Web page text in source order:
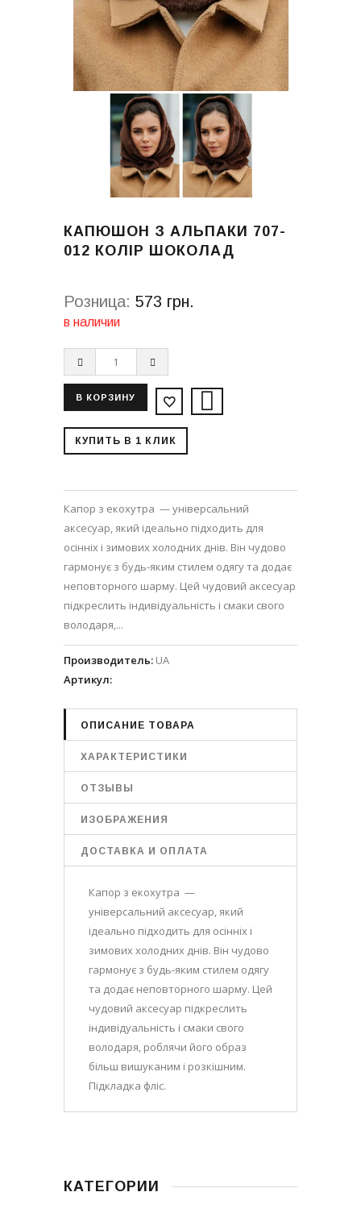
КАПЮШОН З АЛЬПАКИ 707-
012 КОЛІР ШОКОЛАД
Розница: 573 грн.
в наличии
КУПИТЬ В 1 КЛИК
Капор з екохутра — універсальний
аксесуар, який ідеально підходить для
осінніх і зимових холодних днів. Він чудово
гармонує з будь-яким стилем одягу та додає
неповторного шарму. Цей чудовий аксесуар
підкреслить індивідуальність і смаки свого
володаря,...
Производитель: UA
Артикул:
ОПИСАНИЕ ТОВАРА
ХАРАКТЕРИСТИКИ
ОТЗЫВЫ
ИЗОБРАЖЕНИЯ
ДОСТАВКА И ОПЛАТА
Капор з екохутра —
універсальний аксесуар, який
ідеально підходить для осінніх і
зимових холодних днів. Він чудово
гармонує з будь-яким стилем одягу
та додає неповторного шарму. Цей
чудовий аксесуар підкреслить
індивідуальність і смаки свого
володаря, роблячи його образ
більш вишуканим і розкішним.
Підкладка фліс.
КАТЕГОРИИ